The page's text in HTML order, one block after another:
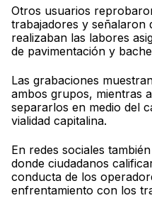
Otros usuarios
trabajadores y señalaron
realizaban las labores
de pavimentación y
Las grabaciones
ambos grupos, mientras
separarlos en medio del
vialidad capitalina.
En redes sociales
donde ciudadanos
conducta de los
enfrentamiento con los